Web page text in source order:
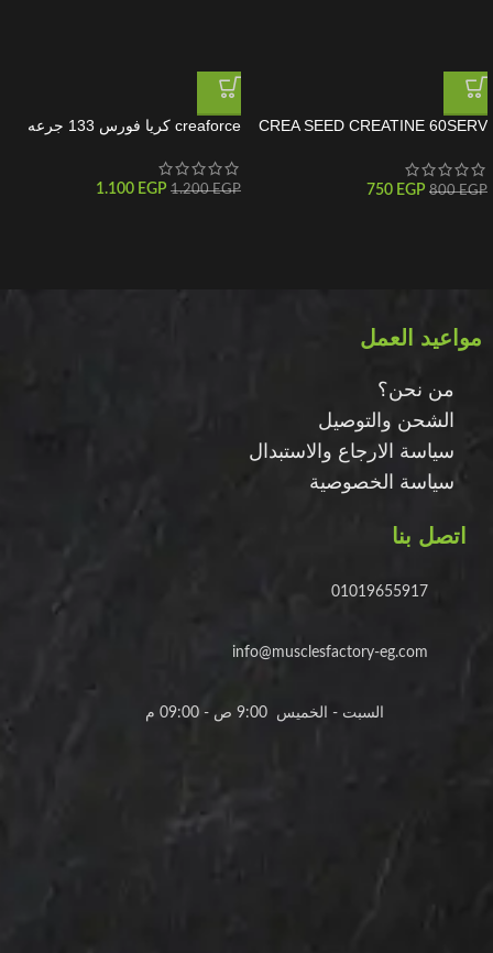
CREA SEED CREATINE 60SERV
800EGP
750 EGP
creaforce كريا فورس 133 جرعه
1.200EGP
1.100 EGP
مواعيد العمل
من نحن؟
الشحن والتوصيل
سياسة الارجاع والاستبدال
سياسة الخصوصية
اتصل بنا
01019655917
info@musclesfactory-eg.com
السبت - الخميس 9:00 ص - 09:00 م